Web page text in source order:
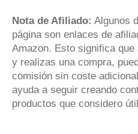
Nota de Afiliado: Algunos
página son enlaces de
Amazon. Esto significa que
y realizas una compra,
comisión sin coste
ayuda a seguir creando
productos que considero